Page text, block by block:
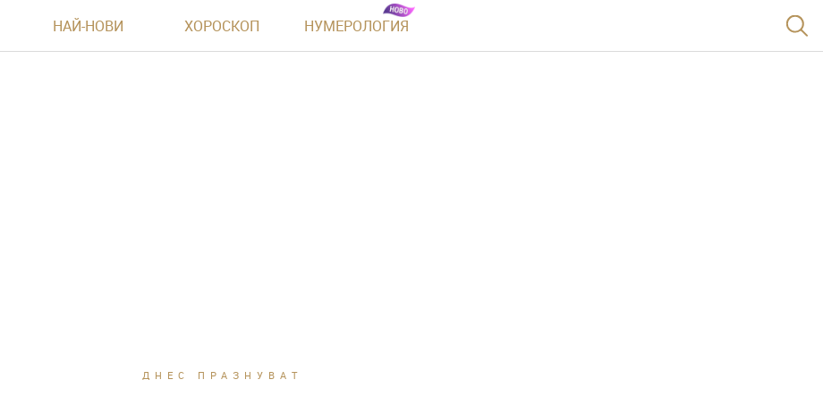
НАЙ-НОВИ ХОРОСКОП НУМЕРОЛОГИЯ
ДНЕС ПРАЗНУВАТ